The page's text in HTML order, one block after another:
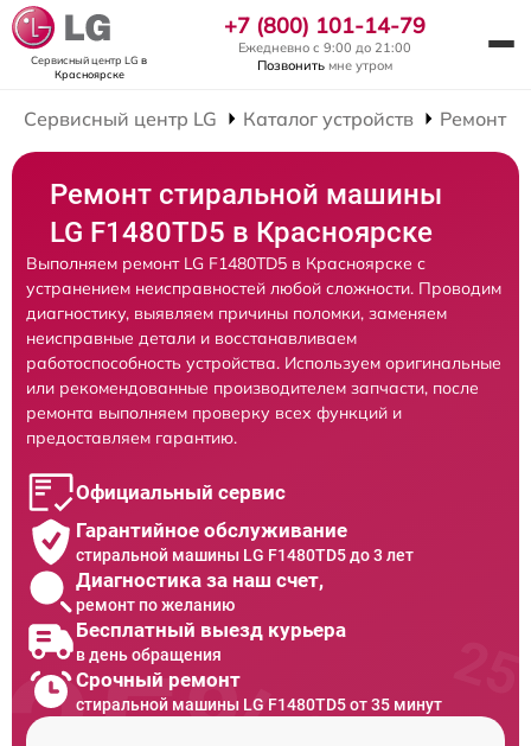
Сервисный центр LG в
Красноярске
+7 (800) 101-14-79
Ежедневно с 9:00 до 21:00
Позвонить мне утром
Сервисный центр LG Каталог устройств Ремонт
Ремонт стиральной машины
LG F1480TD5 в Красноярске
Выполняем ремонт LG F1480TD5 в Красноярске с
устранением неисправностей любой сложности. Проводим
диагностику, выявляем причины поломки, заменяем
неисправные детали и восстанавливаем
работоспособность устройства. Используем оригинальные
или рекомендованные производителем запчасти, после
ремонта выполняем проверку всех функций и
предоставляем гарантию.
Официальный сервис
Гарантийное обслуживание
стиральной машины LG F1480TD5 до 3 лет
Диагностика за наш счет,
ремонт по желанию
Бесплатный выезд курьера
в день обращения
Срочный ремонт
стиральной машины LG F1480TD5 от 35 минут